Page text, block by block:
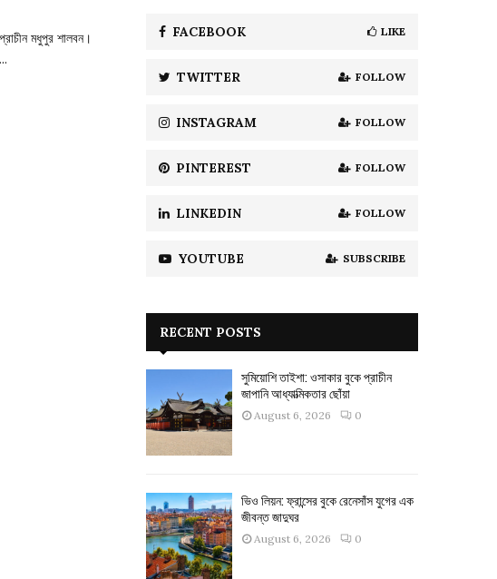
মধুপুর শালবন।
C
H
FACEBOOK LIKE
TWITTER FOLLOW
INSTAGRAM FOLLOW
PINTEREST FOLLOW
LINKEDIN FOLLOW
YOUTUBE SUBSCRIBE
RECENT POSTS
সুমিয়োশি তাইশা: ওসাকার বুকে প্রাচীন
জাপানি আধ্যাত্মিকতার ছোঁয়া
August 6, 2026 0
ভিও লিয়ন: ফ্রান্সের বুকে রেনেসাঁস যুগের এক
জীবন্ত জাদুঘর
August 6, 2026 0